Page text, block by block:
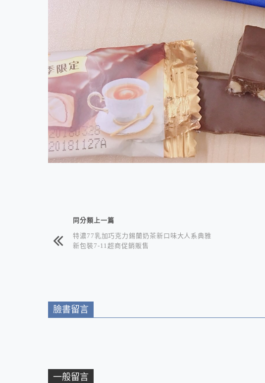
相連文章同分類上一篇
特濃77乳加巧克力錫蘭奶茶新口味大人系典雅
新包裝7-11超商促銷販售
臉書留言
一般留言